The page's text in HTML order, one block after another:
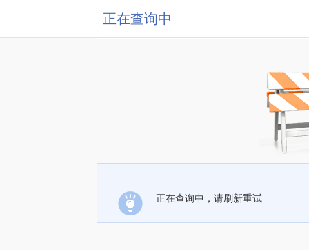
正在查询中
正在查询中，请刷新重试